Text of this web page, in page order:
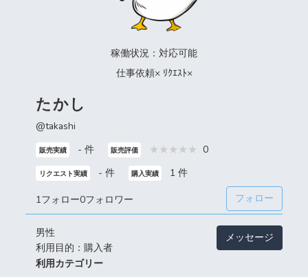
稼働状況：対応可能
仕事依頼× ﾘｸｴｽﾄ×
たかし
@takashi
販売実績 - 件 販売評価 0
リクエスト実績 - 件 購入実績 1 件
1フォロー0フォロワー フォロー
男性
利用目的：購入者
メッセージ
利用カテゴリー